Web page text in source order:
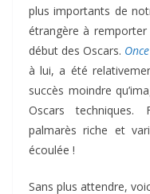
plus importants de
étrangère à
début des Oscars.
à lui, a été
succès moindre
Oscars techniques.
palmarès riche et
écoulée !
Sans plus attendre,